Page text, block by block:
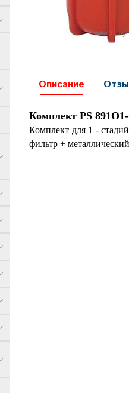
Описание
Комплект PS
Комплект для 1 -
фильтр +